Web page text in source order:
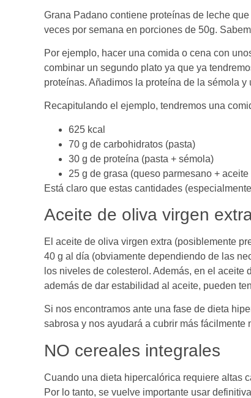
Grana Padano contiene proteínas de leche
veces por semana en porciones de 50g.
Por ejemplo, hacer una comida o cena con
combinar un segundo plato ya que ya
proteínas. Añadimos la proteína de la sémola
Recapitulando el ejemplo, tendremos una
625 kcal
70 g de carbohidratos (pasta)
30 g de proteína (pasta + sémola)
25 g de grasa (queso parmesano +
Está claro que estas cantidades
Aceite de oliva virgen
El aceite de oliva virgen extra (posiblemente
40 g al día (obviamente dependiendo de las
los niveles de colesterol. Además, en el
además de dar estabilidad al aceite, pueden
Si nos encontramos ante una fase de dieta
sabrosa y nos ayudará a cubrir más
NO cereales integrales
Cuando una dieta hipercalórica requiere altas
Por lo tanto, se vuelve importante usar